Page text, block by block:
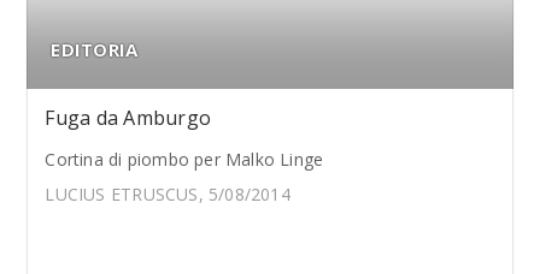
EDITORIA
Fuga da Amburgo
Cortina di piombo per Malko Linge
LUCIUS ETRUSCUS, 5/08/2014